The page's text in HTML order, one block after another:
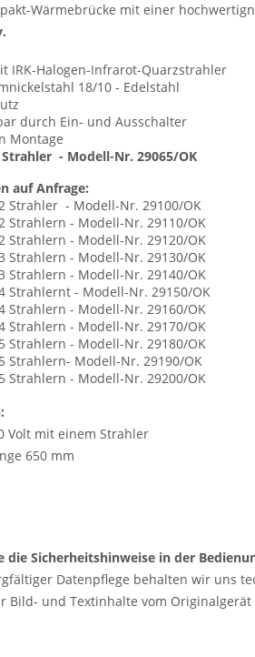
Wärmebrücke mit einer
IRK-Halogen-Infrarot-Quarzstrahler
18/10 - Edelstahl
durch Ein- und Ausschalter
Montage
- Modell-Nr. 29065/OK
auf Anfrage:
Strahler - Modell-Nr. 29100/OK
Strahlern - Modell-Nr. 29110/OK
Strahlern - Modell-Nr. 29120/OK
Strahlern - Modell-Nr. 29130/OK
Strahlern - Modell-Nr. 29140/OK
Strahlernt - Modell-Nr. 29150/OK
Strahlern - Modell-Nr. 29160/OK
Strahlern - Modell-Nr. 29170/OK
Strahlern - Modell-Nr. 29180/OK
Strahlern- Modell-Nr. 29190/OK
Strahlern - Modell-Nr. 29200/OK
Volt mit einem Strahler
650 mm
die Sicherheitshinweise in der
Datenpflege behalten wir uns
Bild- und Textinhalte vom Originalgerät